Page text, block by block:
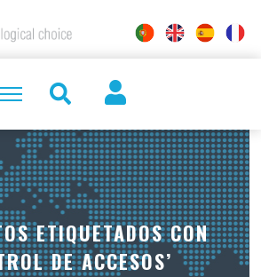
ETIQUETADOS CON
DE ACCESOS’